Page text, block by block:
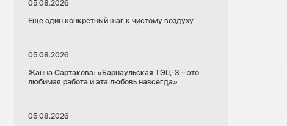
05.08.2026
Еще один конкретный шаг к чистому воздуху
05.08.2026
Жанна Сартакова: «Барнаульская ТЭЦ-3 – это
любимая работа и эта любовь навсегда»
05.08.2026